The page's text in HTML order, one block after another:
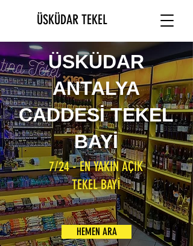
ÜSKÜDAR TEKEL
ÜSKÜDAR
ANTALYA
CADDESİ TEKEL
BAYİ
7/24 - EN YAKIN AÇIK
TEKEL BAYİ
HEMEN ARA